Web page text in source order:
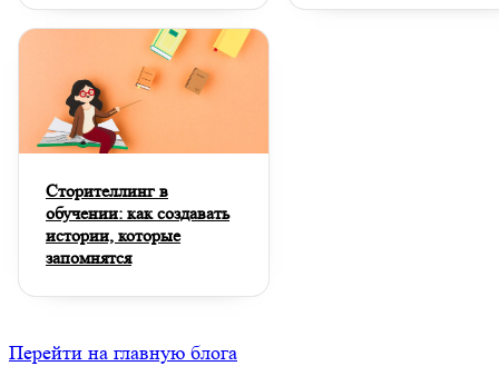
Сторителлинг в
обучении: как создавать
истории, которые
запомнятся
Перейти на главную блога